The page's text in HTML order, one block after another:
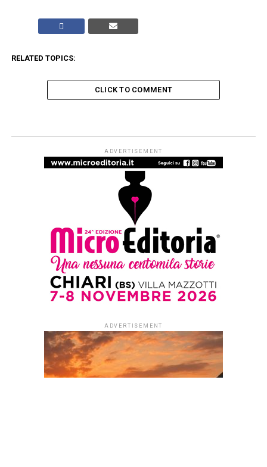
RELATED TOPICS:
CLICK TO COMMENT
ADVERTISEMENT
ADVERTISEMENT